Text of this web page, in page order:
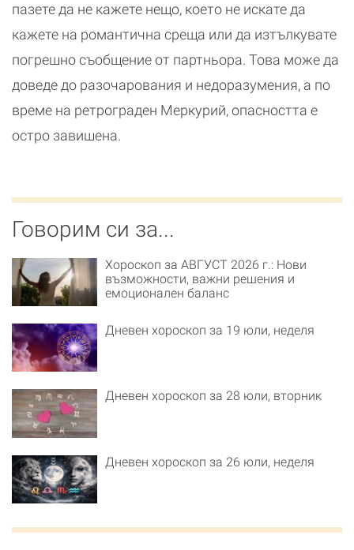
пазете да не кажете нещо, което не искате да
кажете на романтична среща или да изтълкувате
погрешно съобщение от партньора. Това може да
доведе до разочарования и недоразумения, а по
време на ретрограден Меркурий, опасността е
остро завишена.
Говорим си за...
Хороскоп за АВГУСТ 2026 г.: Нови
възможности, важни решения и
емоционален баланс
Дневен хороскоп за 19 юли, неделя
Дневен хороскоп за 28 юли, вторник
Дневен хороскоп за 26 юли, неделя